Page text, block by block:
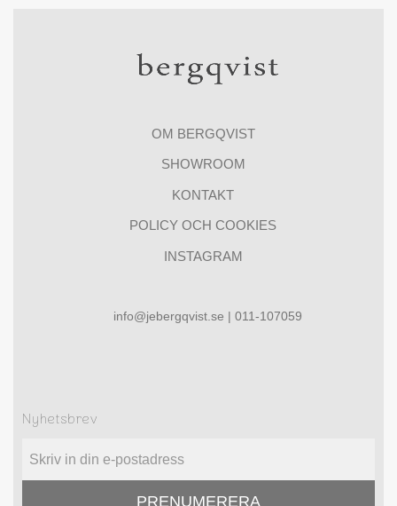
OM BERGQVIST
SHOWROOM
KONTAKT
POLICY OCH COOKIES
INSTAGRAM
info@jebergqvist.se | 011-107059
Nyhetsbrev
PRENUMERERA